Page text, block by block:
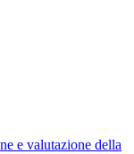
e valutazione della